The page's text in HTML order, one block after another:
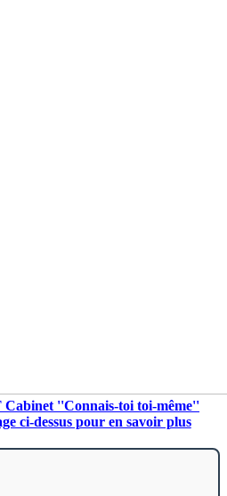
''Connais-toi toi-même''
ci-dessus pour en savoir plus